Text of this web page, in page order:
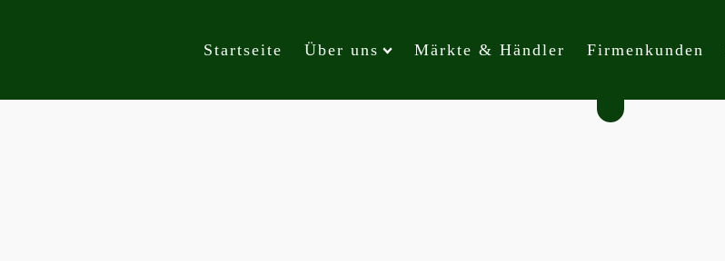
Startseite Über uns Märkte & Händler Firmenkunden